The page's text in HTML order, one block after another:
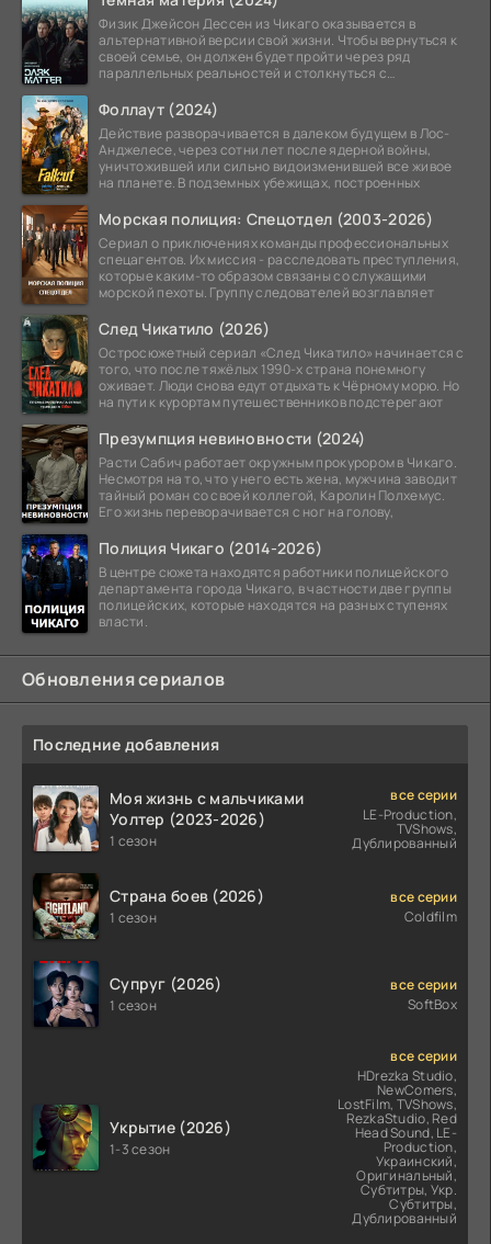
Физик Джейсон Дессен из Чикаго оказывается в
альтернативной версии свой жизни. Чтобы вернуться к
своей семье, он должен будет пройти через ряд
параллельных реальностей и столкнуться с
Фоллаут (2024)
Действие разворачивается в далеком будущем в Лос-
Анджелесе, через сотни лет после ядерной войны,
уничтожившей или сильно видоизменившей все живое
на планете. В подземных убежищах, построенных
Морская полиция: Спецотдел (2003-2026)
Сериал о приключениях команды профессиональных
спецагентов. Их миссия - расследовать преступления,
которые каким-то образом связаны со служащими
морской пехоты. Группу следователей возглавляет
След Чикатило (2026)
Остросюжетный сериал «След Чикатило» начинается с
того, что после тяжёлых 1990-х страна понемногу
оживает. Люди снова едут отдыхать к Чёрному морю. Но
на пути к курортам путешественников подстерегают
Презумпция невиновности (2024)
Расти Сабич работает окружным прокурором в Чикаго.
Несмотря на то, что у него есть жена, мужчина заводит
тайный роман со своей коллегой, Каролин Полхемус.
Его жизнь переворачивается с ног на голову,
Полиция Чикаго (2014-2026)
В центре сюжета находятся работники полицейского
департамента города Чикаго, в частности две группы
полицейских, которые находятся на разных ступенях
власти.
Обновления сериалов
Последние добавления
Моя жизнь с мальчиками
Уолтер (2023-2026)
1 сезон
все серии
LE-Production,
TVShows,
Дублированный
Страна боев (2026)
1 сезон
все серии
Coldfilm
Супруг (2026)
1 сезон
все серии
SoftBox
Укрытие (2026)
1-3 сезон
все серии
HDrezka Studio,
NewComers,
LostFilm, TVShows,
RezkaStudio, Red
Head Sound, LE-
Production,
Украинский,
Оригинальный,
Субтитры, Укр.
Субтитры,
Дублированный